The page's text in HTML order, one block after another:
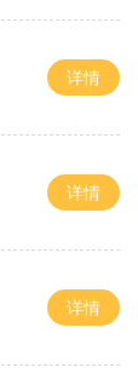
详情
详情
详情